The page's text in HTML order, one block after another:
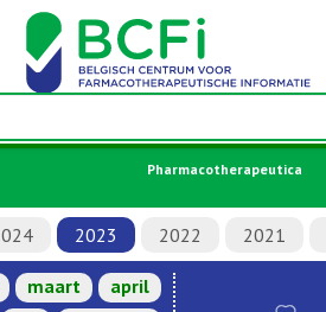
Pharmacotherapeutica
2023 2022 2021
maart
april